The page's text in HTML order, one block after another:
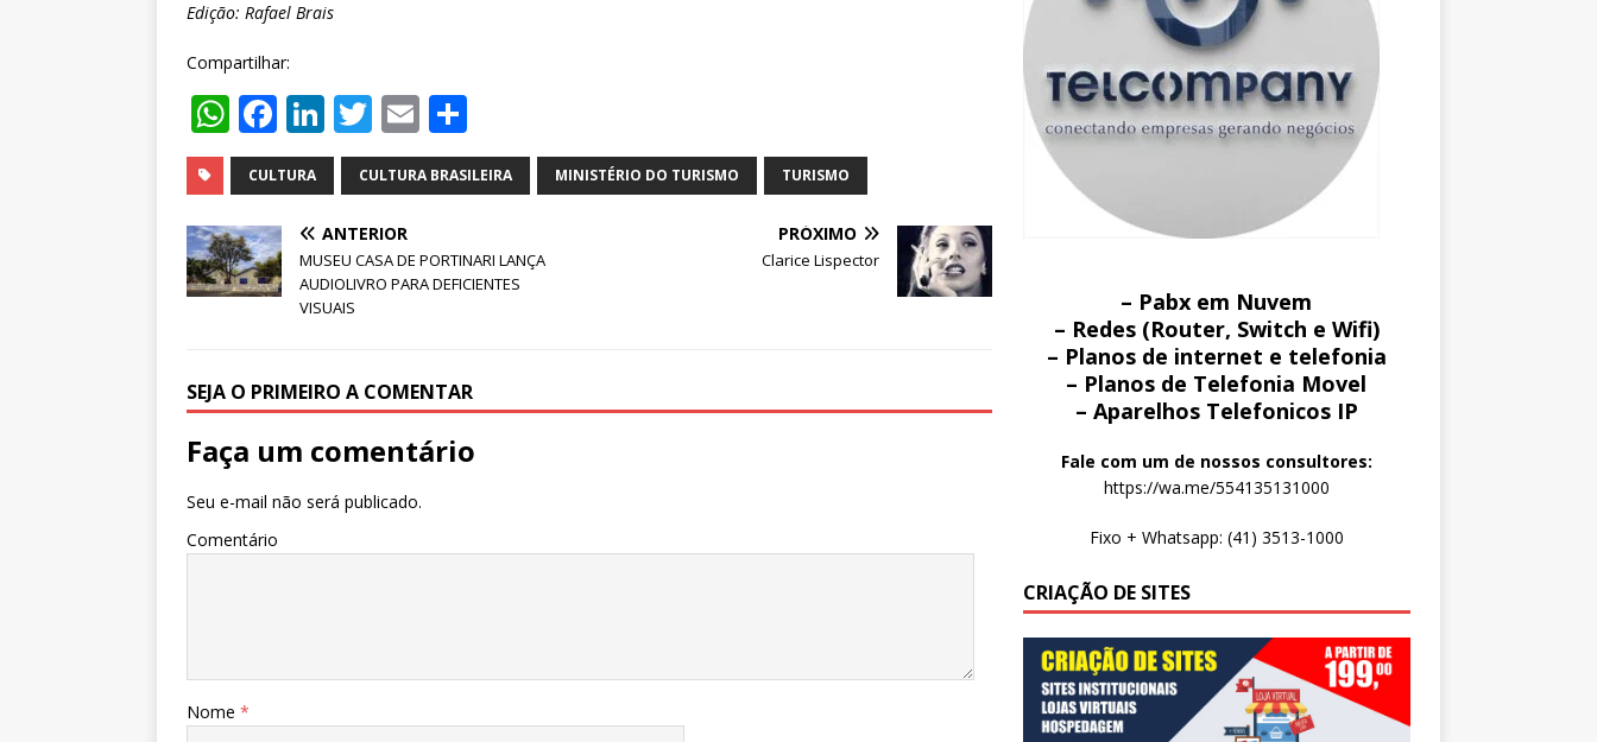
Edição: Rafael Brais
Compartilhar:
W
h
at
s
A
p
F
a
c
e
b
o
k
Li
n
k
e
dI
n
T
w
it
te
r
E
m
ai
h
ar
CULTURA CULTURA BRASILEIRA MINISTÉRIO DO TURISMO TURISMO
ANTERIOR
MUSEU CASA DE PORTINARI LANÇA
AUDIOLIVRO PARA DEFICIENTES
VISUAIS
PRÓXIMO
Clarice Lispector
SEJA O PRIMEIRO A COMENTAR
Faça um comentário
Seu e-mail não será publicado.
Comentário
Nome *
– Pabx em Nuvem
– Redes (Router, Switch e Wifi)
– Planos de internet e telefonia
– Planos de Telefonia Movel
– Aparelhos Telefonicos IP
Fale com um de nossos consultores:
https://wa.me/554135131000
Fixo + Whatsapp: (41) 3513-1000
CRIAÇÃO DE SITES